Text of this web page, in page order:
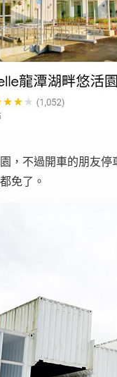
，不過開車的朋友
免了。